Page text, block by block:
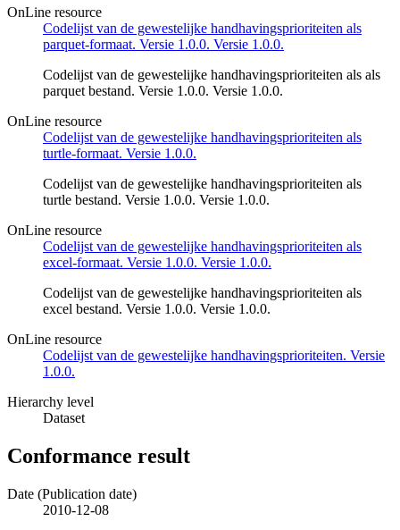
OnLine resource
Codelijst van de gewestelijke handhavingsprioriteiten als
parquet-formaat. Versie 1.0.0. Versie 1.0.0.
Codelijst van de gewestelijke handhavingsprioriteiten als als
parquet bestand. Versie 1.0.0. Versie 1.0.0.
OnLine resource
Codelijst van de gewestelijke handhavingsprioriteiten als
turtle-formaat. Versie 1.0.0.
Codelijst van de gewestelijke handhavingsprioriteiten als
turtle bestand. Versie 1.0.0. Versie 1.0.0.
OnLine resource
Codelijst van de gewestelijke handhavingsprioriteiten als
excel-formaat. Versie 1.0.0. Versie 1.0.0.
Codelijst van de gewestelijke handhavingsprioriteiten als
excel bestand. Versie 1.0.0. Versie 1.0.0.
OnLine resource
Codelijst van de gewestelijke handhavingsprioriteiten. Versie
1.0.0.
Hierarchy level
Dataset
Conformance result
Date (Publication date)
2010-12-08